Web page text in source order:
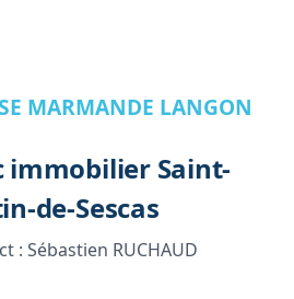
MARMANDE LANGON
immobilier Saint-
de-Sescas
: Sébastien RUCHAUD